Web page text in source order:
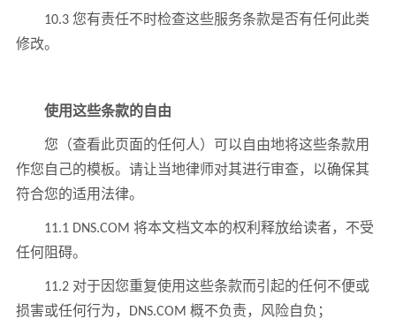
10.3 您有责任不时检查这些服务条款是否有任何此类
修改。
使用这些条款的自由
您（查看此页面的任何人）可以自由地将这些条款用
作您自己的模板。请让当地律师对其进行审查，以确保其
符合您的适用法律。
11.1 DNS.COM 将本文档文本的权利释放给读者，不受
任何阻碍。
11.2 对于因您重复使用这些条款而引起的任何不便或
损害或任何行为，DNS.COM 概不负责，风险自负；